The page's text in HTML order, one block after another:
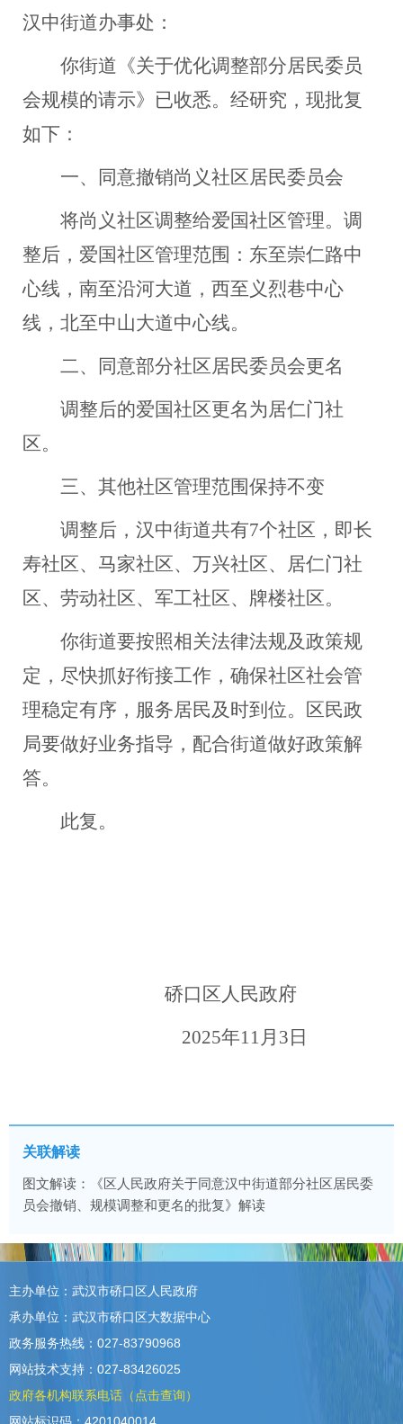
汉中街道办事处 ：
你街道《关于优化调整部分居民委员
会规模的请示》已收悉。 经研究，现批复
如下：
一、同意撤销尚义社区居民委员会
将尚义社区调整给爱国社区管理。调
整后，爱国社区管理范围：东至崇仁路中
心线， 南至沿河大道 ，西至义烈巷中心
线，北至中山大道中心线。
二、
同意部分社区居民委员会更名
调整后的爱国社区更名为居仁门社
区。
三、 其他社区管理范围保持不变
调整后， 汉中街道共有7个社区， 即长
寿社区、马家社区、万兴社区、居仁门社
区、劳动社区、军工社区、牌楼社区。
你街道要按照相关法律法规及政策规
定，尽快抓好衔接工作，确保社区社会管
理稳定有序，服务居民及时到位。区民政
局要做好业务指导 ， 配合街道做好政策解
答。
此复。
硚口区人民政府
2025年11 月 3 日
关联解读
图文解读：《区人民政府关于同意汉中街道部分社区居民委
员会撤销、规模调整和更名的批复》解读
主办单位：武汉市硚口区人民政府
承办单位：武汉市硚口区大数据中心
政务服务热线：027-83790968
网站技术支持：027-83426025
政府各机构联系电话（点击查询）